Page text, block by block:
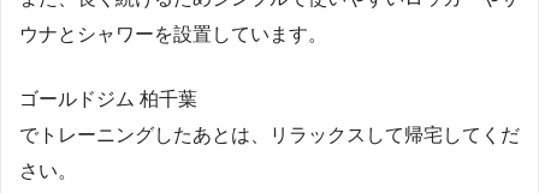
ウナとシャワーを設置しています。
ゴールドジム 柏千葉
でトレーニングしたあとは、リラックスして帰宅してくだ
さい。